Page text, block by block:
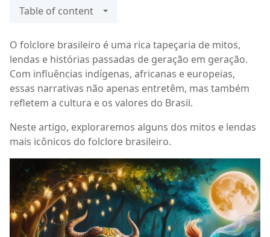
Table of content
O folclore brasileiro é uma rica tapeçaria de mitos,
lendas e histórias passadas de geração em geração.
Com influências indígenas, africanas e europeias,
essas narrativas não apenas entretêm, mas também
refletem a cultura e os valores do Brasil.
Neste artigo, exploraremos alguns dos mitos e lendas
mais icônicos do folclore brasileiro.